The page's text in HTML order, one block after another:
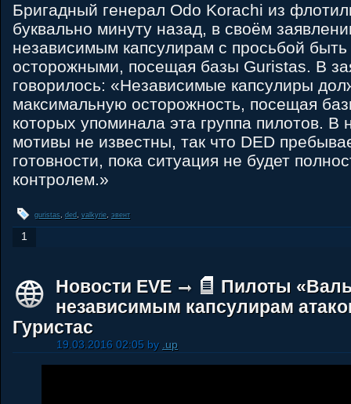
Бригадный генерал Odo Korachi из
буквально минуту назад, в своём
независимым капсулирам с просьбой
осторожными, посещая базы Guristas. В
говорилось: «Независимые капсулиры
максимальную осторожность, посещая
которых упоминала эта группа пилотов. В
мотивы не известны, так что DED
готовности, пока ситуация не будет
контролем.»
guristas ded valkyrie, эвент
1
Новости EVE
Пилоты
независимым капсулирам
Гуристас
19.03.2016 02:05 by .up